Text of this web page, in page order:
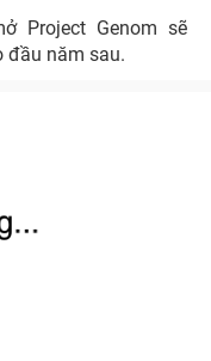
sẽ
đầu năm sau.